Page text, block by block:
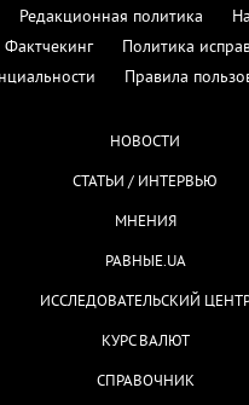
Редакционная политика
Фактчекинг Политика
Правила
НОВОСТИ
СТАТЬИ / ИНТЕРВЬЮ
МНЕНИЯ
РАВНЫЕ.UA
ИССЛЕДОВАТЕЛЬСКИЙ
КУРС ВАЛЮТ
СПРАВОЧНИК